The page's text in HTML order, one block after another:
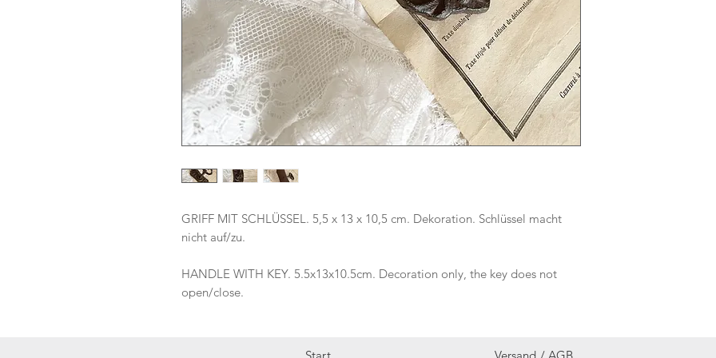
GRIFF MIT SCHLÜSSEL. 5,5 x 13 x 10,5 cm. Dekoration. Schlüssel macht
nicht auf/zu.
HANDLE WITH KEY. 5.5x13x10.5cm. Decoration only, the key does not
open/close.